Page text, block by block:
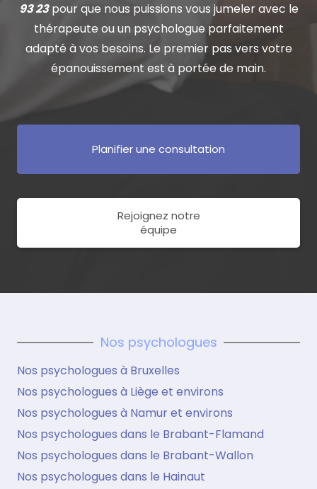
93 23pour que nous puissions vous jumeler avec le
thérapeute ou un psychologue parfaitement
adapté à vos besoins. Le premier pas vers votre
épanouissement est à portée de main.
Planifier une consultation
Rejoignez notre
équipe
Nos psychologues
Nos psychologues à Bruxelles
Nos psychologues à Liège et environs
Nos psychologues à Namur et environs
Nos psychologues dans le Brabant-Flamand
Nos psychologues dans le Brabant-Wallon
Nos psychologues dans le Hainaut